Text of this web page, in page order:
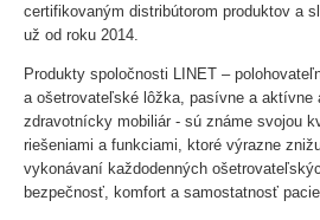
certifikovaným distribútorom produktov a
už od roku 2014.
Produkty spoločnosti LINET –
a ošetrovateľské lôžka, pasívne a aktívne
zdravotnícky mobiliár - sú známe svojou
riešeniami a funkciami, ktoré výrazne
vykonávaní každodenných
bezpečnosť, komfort a samostatnosť